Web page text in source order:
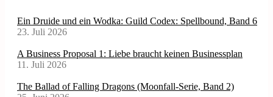
Ein Druide und ein Wodka: Guild Codex: Spellbound, Band 6
23. Juli 2026
A Business Proposal 1: Liebe braucht keinen Businessplan
11. Juli 2026
The Ballad of Falling Dragons (Moonfall-Serie, Band 2)